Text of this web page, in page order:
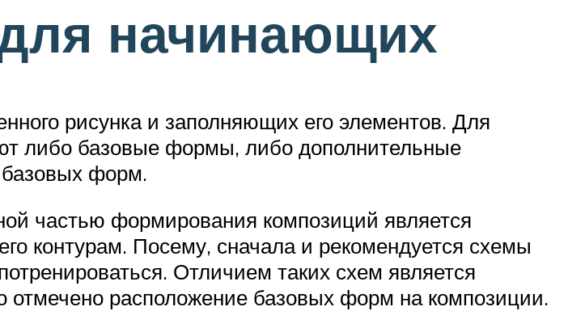
начинающих
рисунка и заполняющих его элементов. Для
либо базовые формы, либо дополнительные
форм.
частью формирования композиций является
контурам. Посему, сначала и рекомендуется схемы
Отличием таких схем является
отмечено расположение базовых форм на композиции.